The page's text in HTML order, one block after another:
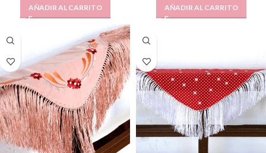
AÑADIR AL CARRITO AÑADIR AL CARRITO